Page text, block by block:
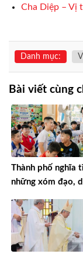
Cha Diệp – Vị
Danh mục:
Bài viết cùng
Thành phố nghĩa
những xóm đạo,